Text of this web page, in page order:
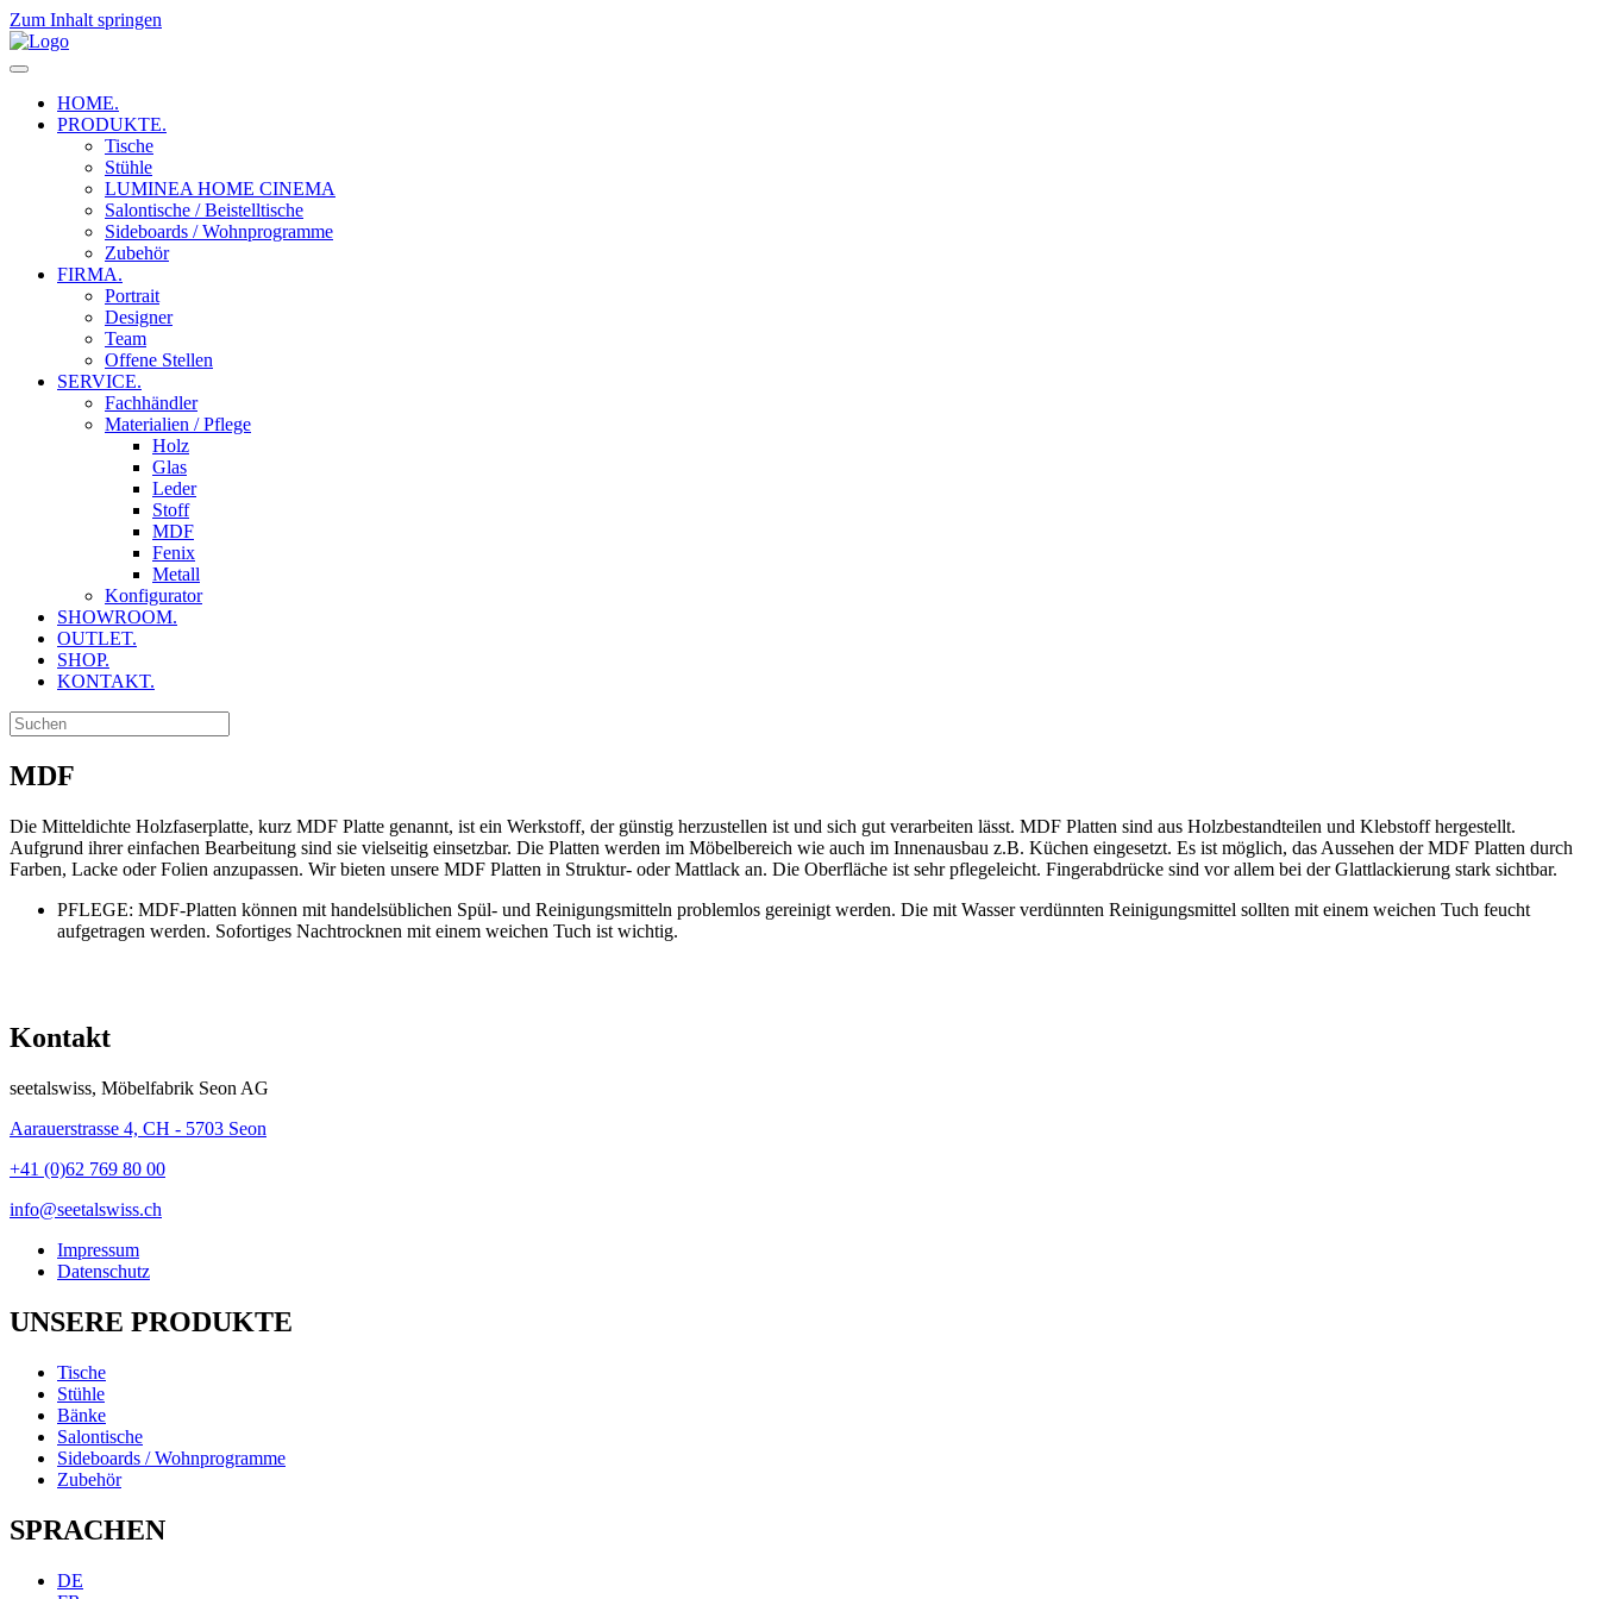
Zum Inhalt springen
HOME.
PRODUKTE.
Tische
Stühle
LUMINEA HOME CINEMA
Salontische / Beistelltische
Sideboards / Wohnprogramme
Zubehör
FIRMA.
Portrait
Designer
Team
Offene Stellen
SERVICE.
Fachhändler
Materialien / Pflege
Holz
Glas
Leder
Stoff
MDF
Fenix
Metall
Konfigurator
SHOWROOM.
OUTLET.
SHOP.
KONTAKT.
MDF
Die Mitteldichte Holzfaserplatte, kurz MDF Platte genannt, ist ein Werkstoff, der günstig herzustellen ist und sich gut verarbeiten lässt. MDF Platten sind aus Holzbestandteilen und Klebstoff hergestellt.
Aufgrund ihrer einfachen Bearbeitung sind sie vielseitig einsetzbar. Die Platten werden im Möbelbereich wie auch im Innenausbau z.B. Küchen eingesetzt. Es ist möglich, das Aussehen der MDF Platten durch
Farben, Lacke oder Folien anzupassen. Wir bieten unsere MDF Platten in Struktur- oder Mattlack an. Die Oberfläche ist sehr pflegeleicht. Fingerabdrücke sind vor allem bei der Glattlackierung stark sichtbar.
PFLEGE: MDF-Platten können mit handelsüblichen Spül- und Reinigungsmitteln problemlos gereinigt werden. Die mit Wasser verdünnten Reinigungsmittel sollten mit einem weichen Tuch feucht
aufgetragen werden. Sofortiges Nachtrocknen mit einem weichen Tuch ist wichtig.
Kontakt
seetalswiss, Möbelfabrik Seon AG
Aarauerstrasse 4, CH - 5703 Seon
+41 (0)62 769 80 00
info@seetalswiss.ch
Impressum
Datenschutz
UNSERE PRODUKTE
Tische
Stühle
Bänke
Salontische
Sideboards / Wohnprogramme
Zubehör
SPRACHEN
DE